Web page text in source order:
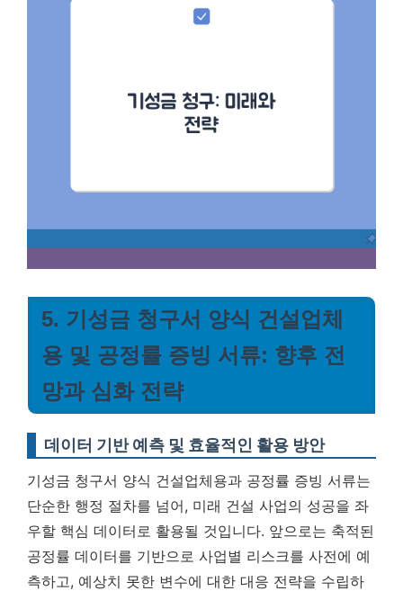
5. 기성금 청구서 양식 건설업체
용 및 공정률 증빙 서류: 향후 전
망과 심화 전략
데이터 기반 예측 및 효율적인 활용 방안
기성금 청구서 양식 건설업체용과 공정률 증빙 서류는
단순한 행정 절차를 넘어, 미래 건설 사업의 성공을 좌
우할 핵심 데이터로 활용될 것입니다. 앞으로는 축적된
공정률 데이터를 기반으로 사업별 리스크를 사전에 예
측하고, 예상치 못한 변수에 대한 대응 전략을 수립하